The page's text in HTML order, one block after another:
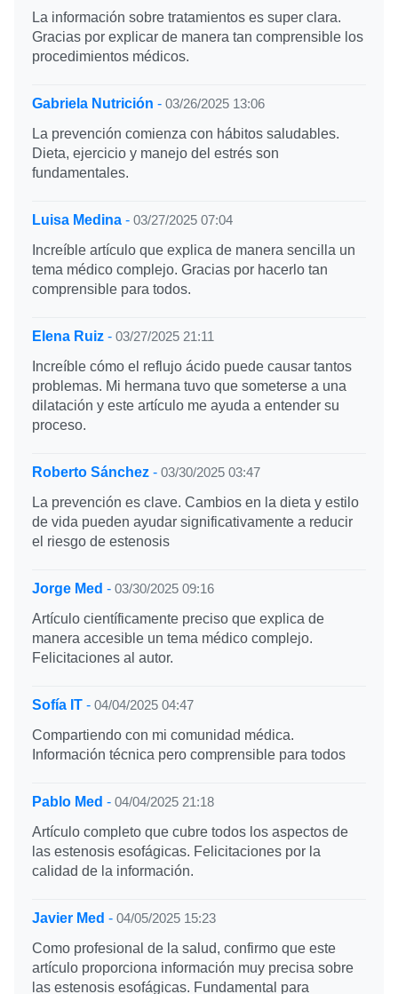
La información sobre tratamientos es super clara.
Gracias por explicar de manera tan comprensible los
procedimientos médicos.
Gabriela Nutrición - 03/26/2025 13:06
La prevención comienza con hábitos saludables.
Dieta, ejercicio y manejo del estrés son
fundamentales.
Luisa Medina - 03/27/2025 07:04
Increíble artículo que explica de manera sencilla un
tema médico complejo. Gracias por hacerlo tan
comprensible para todos.
Elena Ruiz - 03/27/2025 21:11
Increíble cómo el reflujo ácido puede causar tantos
problemas. Mi hermana tuvo que someterse a una
dilatación y este artículo me ayuda a entender su
proceso.
Roberto Sánchez - 03/30/2025 03:47
La prevención es clave. Cambios en la dieta y estilo
de vida pueden ayudar significativamente a reducir
el riesgo de estenosis
Jorge Med - 03/30/2025 09:16
Artículo científicamente preciso que explica de
manera accesible un tema médico complejo.
Felicitaciones al autor.
Sofía IT - 04/04/2025 04:47
Compartiendo con mi comunidad médica.
Información técnica pero comprensible para todos
Pablo Med - 04/04/2025 21:18
Artículo completo que cubre todos los aspectos de
las estenosis esofágicas. Felicitaciones por la
calidad de la información.
Javier Med - 04/05/2025 15:23
Como profesional de la salud, confirmo que este
artículo proporciona información muy precisa sobre
las estenosis esofágicas. Fundamental para